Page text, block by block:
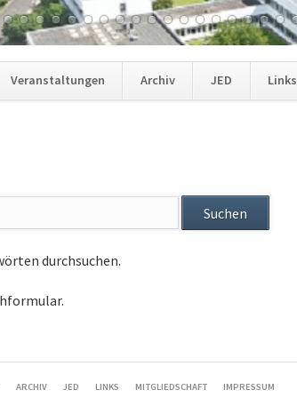
Veranstaltungen Archiv JED Links
Suchen
durchsuchen.
ARCHIV JED LINKS MITGLIEDSCHAFT IMPRESSUM